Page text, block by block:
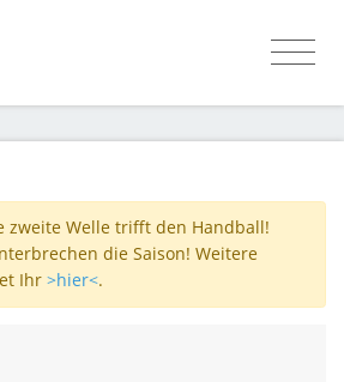
zweite Welle trifft den Handball!
die Saison! Weitere
Ihr >hier<.